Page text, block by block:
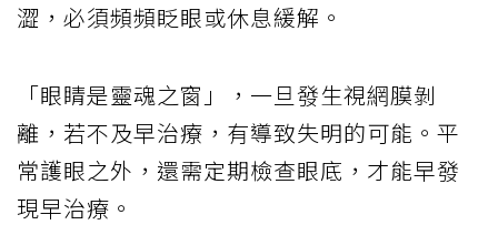
澀，必須頻頻眨眼或休息緩解。
「眼睛是靈魂之窗」，一旦發生視網膜剝
離，若不及早治療，有導致失明的可能。平
常護眼之外，還需定期檢查眼底，才能早發
現早治療。